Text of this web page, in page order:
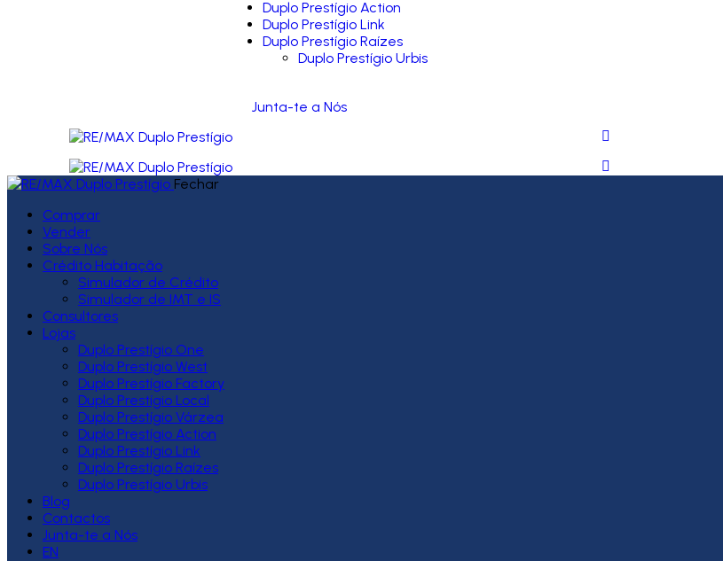
Duplo Prestígio Action
Duplo Prestígio Link
Duplo Prestígio Raízes
Duplo Prestígio Urbis
Junta-te a Nós
Fechar
Comprar
Vender
Sobre Nós
Crédito Habitação
Simulador de Crédito
Simulador de IMT e IS
Consultores
Lojas
Duplo Prestígio One
Duplo Prestígio West
Duplo Prestígio Factory
Duplo Prestígio Local
Duplo Prestígio Várzea
Duplo Prestígio Action
Duplo Prestígio Link
Duplo Prestígio Raízes
Duplo Prestígio Urbis
Blog
Contactos
Junta-te a Nós
EN